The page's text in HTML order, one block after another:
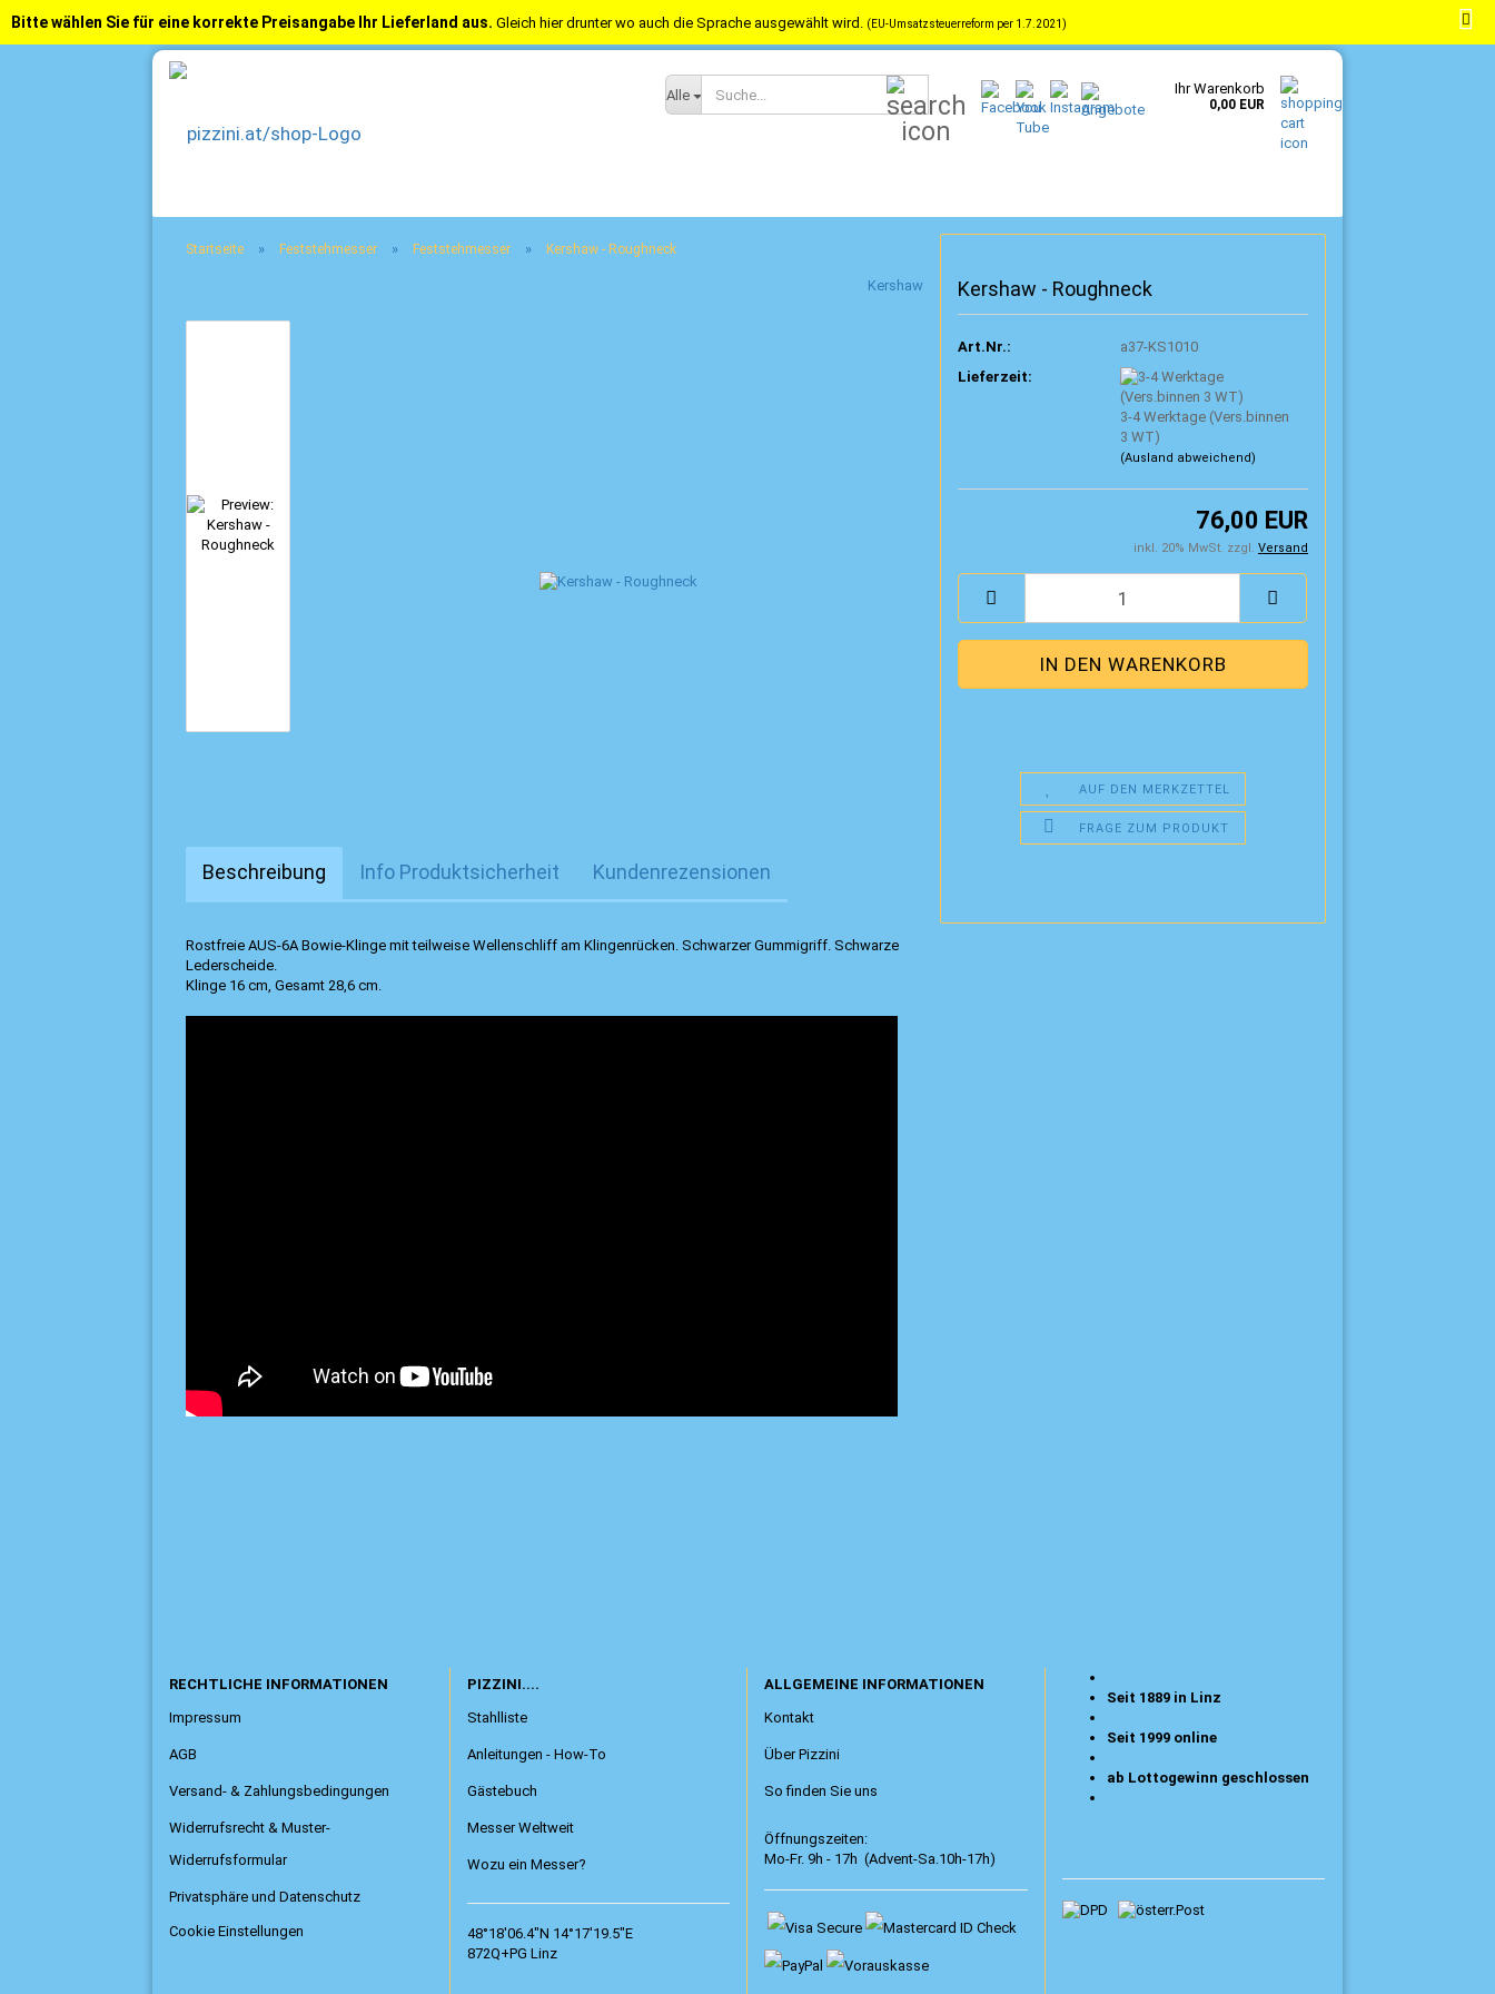
Versandkostenfrei in Österreich ab 100,-- / nach Deutschland ab 150,--
Alle Ihr Warenkorb
0,00 EUR
Bitte wählen Sie für eine korrekte Preisangabe Ihr Lieferland aus. Gleich hier drunter wo auch die Sprache ausgewählt wird. (EU-Umsatzsteuerreform per 1.7.2021)
Startseite » Feststehmesser » Feststehmesser » Kershaw - Roughneck
Kershaw Kershaw - Roughneck
Art.Nr.:
a37-KS1010
Lieferzeit:
3-4 Werktage (Vers.binnen
3 WT)
(Ausland abweichend)
76,00 EUR
inkl. 20% MwSt. zzgl. Versand
AUF DEN MERKZETTEL
FRAGE ZUM PRODUKT
Beschreibung Info Produktsicherheit Kundenrezensionen
Rostfreie AUS-6A Bowie-Klinge mit teilweise Wellenschliff am Klingenrücken. Schwarzer Gummigriff. Schwarze
Lederscheide.
Klinge 16 cm, Gesamt 28,6 cm.
RECHTLICHE INFORMATIONEN
Impressum
AGB
Versand- & Zahlungsbedingungen
Widerrufsrecht & Muster-
Widerrufsformular
Privatsphäre und Datenschutz
Cookie Einstellungen
PIZZINI....
Stahlliste
Anleitungen - How-To
Gästebuch
Messer Weltweit
Wozu ein Messer?
48°18'06.4"N 14°17'19.5"E
872Q+PG Linz
ALLGEMEINE INFORMATIONEN
Kontakt
Über Pizzini
So finden Sie uns
Öffnungszeiten:
Mo-Fr. 9h - 17h (Advent-Sa.10h-17h)
Seit 1889 in Linz
Seit 1999 online
ab Lottogewinn geschlossen